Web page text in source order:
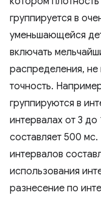
группируется в
уменьшающейся
включать
распределения,
точность.
группируются в
интервалах от 3
составляет 500
интервалов
использования
разнесение по